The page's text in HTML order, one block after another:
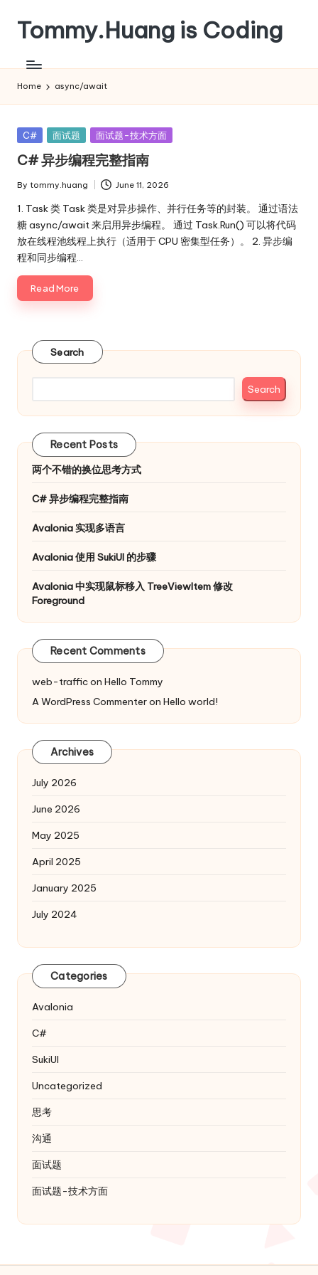
content
Tommy.Huang is Coding
Home async/await
Posted
C# 面试题 面试题-技术方面
C# 异步编程完整指南
Posted
by
By tommy.huang June 11, 2026
1. Task 类 Task 类是对异步操作、并行任务等的封装。 通过语法
糖 async/await 来启用异步编程。 通过 Task.Run() 可以将代码
放在线程池线程上执行（适用于 CPU 密集型任务）。 2. 异步编
程和同步编程…
Read More
Search
Search
Recent Posts
两个不错的换位思考方式
C# 异步编程完整指南
Avalonia 实现多语言
Avalonia 使用 SukiUI 的步骤
Avalonia 中实现鼠标移入 TreeViewItem 修改
Foreground
Recent Comments
web-trafficon Hello Tommy
A WordPress Commenteron Hello world!
Archives
July 2026
June 2026
May 2025
April 2025
January 2025
July 2024
Categories
Avalonia
C#
SukiUI
Uncategorized
思考
沟通
面试题
面试题-技术方面